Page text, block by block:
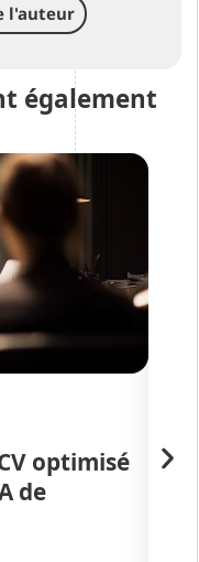
l'auteur
également
optimisé
de